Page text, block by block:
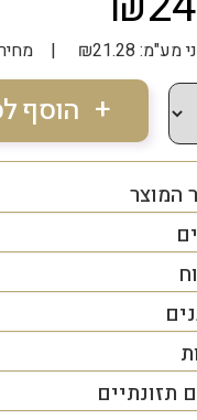
ל 100 גרם: ₪24.9
המוצר
תזונתיים